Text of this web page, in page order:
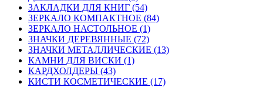
ЗАКЛАДКИ ДЛЯ КНИГ (54)
ЗЕРКАЛО КОМПАКТНОЕ (84)
ЗЕРКАЛО НАСТОЛЬНОЕ (1)
ЗНАЧКИ ДЕРЕВЯННЫЕ (72)
ЗНАЧКИ МЕТАЛЛИЧЕСКИЕ (13)
КАМНИ ДЛЯ ВИСКИ (1)
КАРДХОЛДЕРЫ (43)
КИСТИ КОСМЕТИЧЕСКИЕ (17)